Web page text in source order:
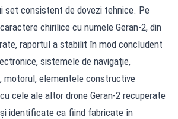
set consistent de dovezi tehnice. Pe
chirilice cu numele Geran-2, din
raportul a stabilit în mod concludent
sistemele de navigație,
motorul, elementele constructive
cele ale altor drone Geran-2 recuperate
identificate ca fiind fabricate în